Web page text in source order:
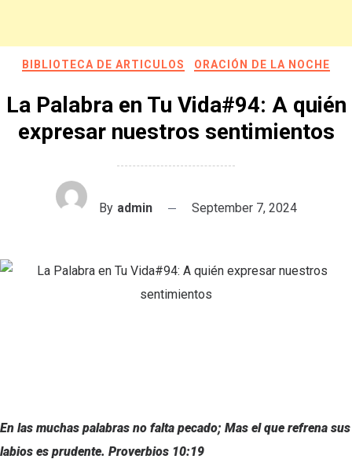
BIBLIOTECA DE ARTICULOS ORACIÓN DE LA NOCHE
La Palabra en Tu Vida#94: A quién
expresar nuestros sentimientos
By admin September 7, 2024
En las muchas palabras no falta pecado; Mas el que refrena sus
labios es prudente. Proverbios 10:19